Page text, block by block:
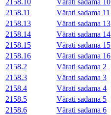
2158.10
Värati sadama 10
2158.11
Värati sadama 11
2158.13
Värati sadama 13
2158.14
Värati sadama 14
2158.15
Värati sadama 15
2158.16
Värati sadama 16
2158.2
Värati sadama 2
2158.3
Värati sadama 3
2158.4
Värati sadama 4
2158.5
Värati sadama 5
2158.6
Värati sadama 6